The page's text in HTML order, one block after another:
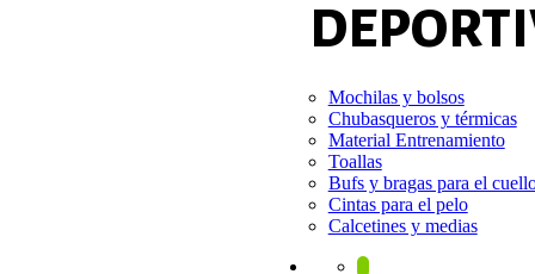
Mochilas y bolsos
Chubasqueros y térmicas
Material Entrenamiento
Toallas
Bufs y bragas para el
Cintas para el pelo
Calcetines y medias